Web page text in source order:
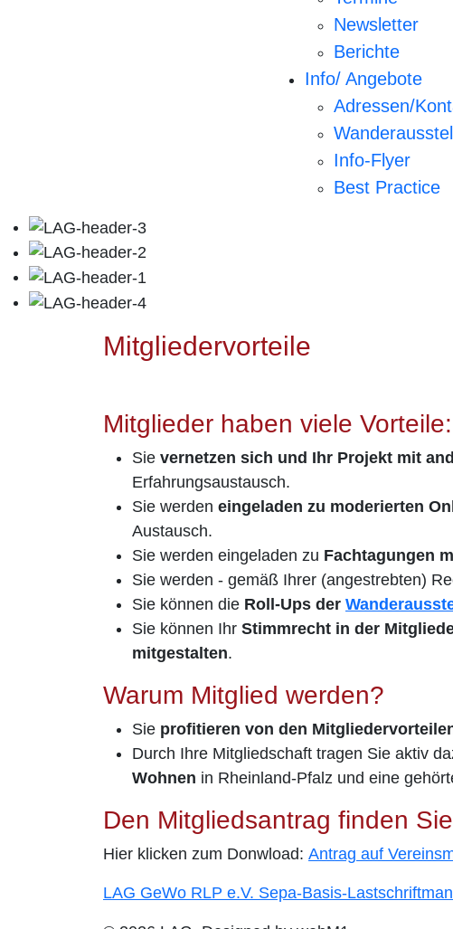
Newsletter
Berichte
Info/ Angebote
Adressen/
Info-Flyer
Best Practice
Mitgliedervorteile
Mitglieder haben viele Vorteile:
Sie vernetzen sich und Ihr Projekt mit
Erfahrungsaustausch.
Sie werden eingeladen zu moderierten
Austausch.
Sie werden eingeladen zu Fachtagungen
Sie werden - gemäß Ihrer (angestrebten)
Sie können die Roll-Ups der
Sie können Ihr Stimmrecht in der
mitgestalten.
Warum Mitglied werden?
Sie profitieren von den
Durch Ihre Mitgliedschaft tragen Sie aktiv
Wohnen in Rheinland-Pfalz und eine
Den Mitgliedsantrag finden
Hier klicken zum Donwload: Antrag auf
LAG GeWo RLP e.V. Sepa-Basis-